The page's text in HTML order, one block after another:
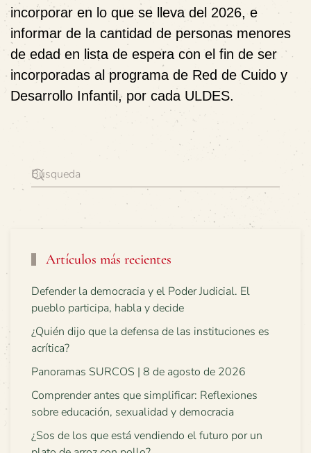
incorporar en lo que se lleva del 2026, e
informar de la cantidad de personas menores
de edad en lista de espera con el fin de ser
incorporadas al programa de Red de Cuido y
Desarrollo Infantil, por cada ULDES.
Artículos más recientes
Defender la democracia y el Poder Judicial. El
pueblo participa, habla y decide
¿Quién dijo que la defensa de las instituciones es
acrítica?
Panoramas SURCOS | 8 de agosto de 2026
Comprender antes que simplificar: Reflexiones
sobre educación, sexualidad y democracia
¿Sos de los que está vendiendo el futuro por un